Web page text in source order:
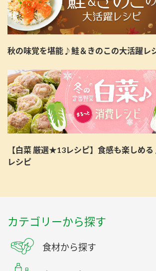
秋の味覚を堪能♪鮭＆きのこの大活躍レ
【白菜 厳選★13レシピ】食感も楽しめ
レシピ
カテゴリーから探す
食材から探す